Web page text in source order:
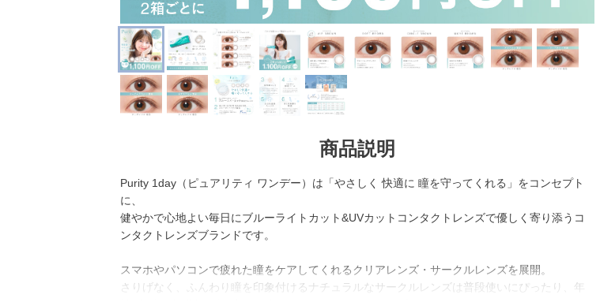
商品説明
Purity 1day（ピュアリティ ワンデー）は「やさしく 快適に 瞳を守ってくれる」をコンセプト
に、
健やかで心地よい毎日にブルーライトカット&UVカットコンタクトレンズで優しく寄り添うコ
ンタクトレンズブランドです。
スマホやパソコンで疲れた瞳をケアしてくれるクリアレンズ・サークルレンズを展開。
さりげなく、ふんわり瞳を印象付けるナチュラルなサークルレンズは普段使いにぴったり、年